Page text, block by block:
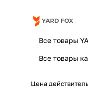
Все товары
Все товары
Цена